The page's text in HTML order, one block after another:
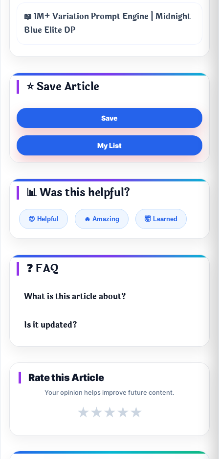
📖 1M+ Variation Prompt Engine | Midnight
Blue Elite DP
⭐ Save Article
Save
My List
📊 Was this helpful?
😍 Helpful 🔥 Amazing 🤯 Learned
❓ FAQ
What is this article about?
Is it updated?
Rate this Article
Your opinion helps improve future content.
★★★★★